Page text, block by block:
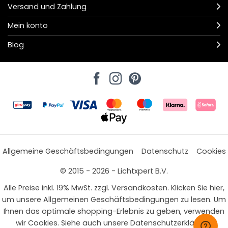
Versand und Zahlung
Mein konto
Blog
Allgemeine Geschäftsbedingungen Datenschutz
Cookies
© 2015 - 2026 - Lichtxpert B.V.
Alle Preise inkl. 19% MwSt. zzgl. Versandkosten. Klicken Sie hier,
um unsere Allgemeinen Geschäftsbedingungen zu lesen. Um
Ihnen das optimale shopping-Erlebnis zu geben, verwenden
wir Cookies. Siehe auch unsere Datenschutzerklärung.